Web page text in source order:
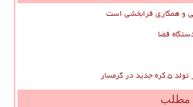
و همکاری فرابخشی است
قضا
مطلب